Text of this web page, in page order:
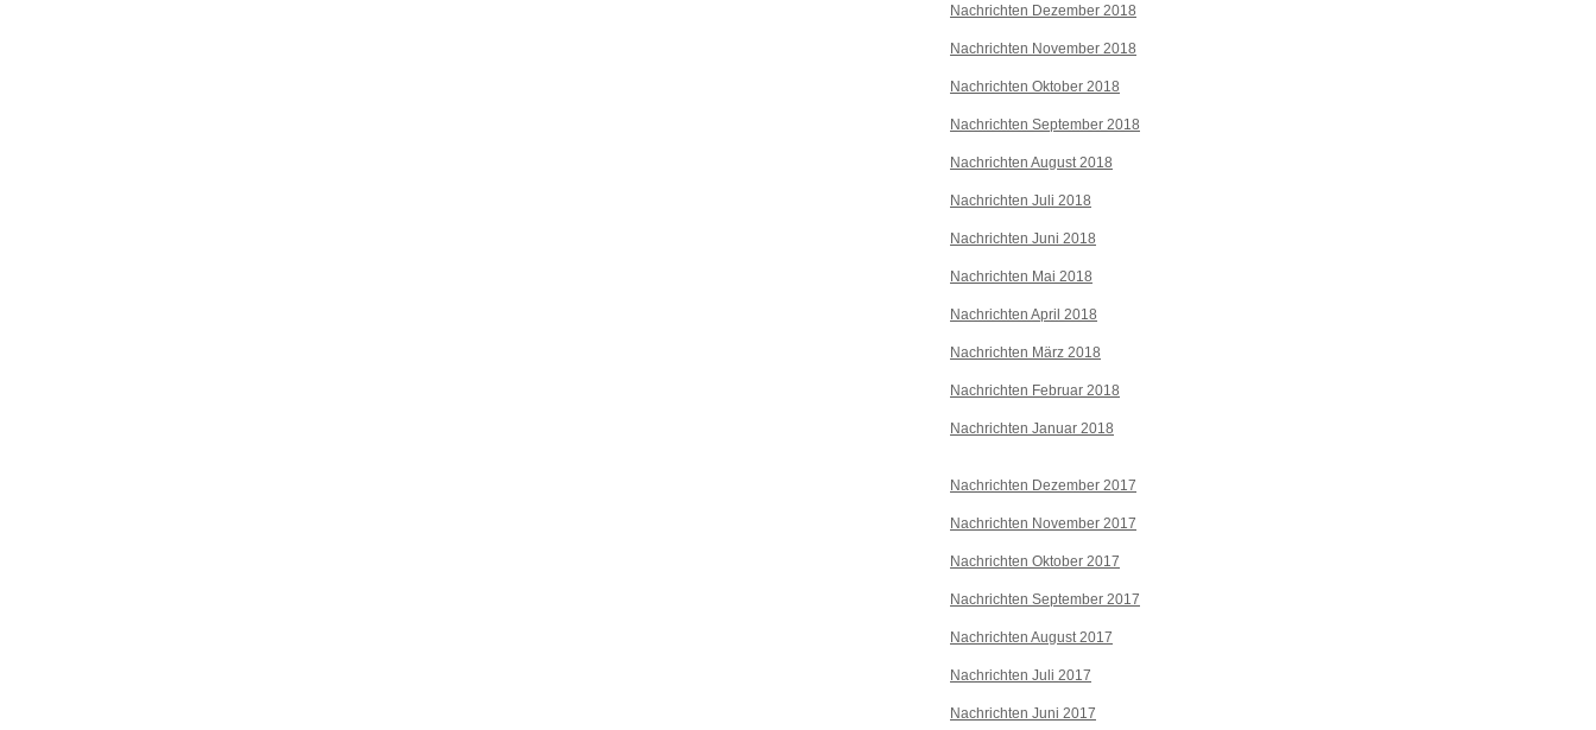
Nachrichten Dezember 2018
Nachrichten November 2018
Nachrichten Oktober 2018
Nachrichten September 2018
Nachrichten August 2018
Nachrichten Juli 2018
Nachrichten Juni 2018
Nachrichten Mai 2018
Nachrichten April 2018
Nachrichten März 2018
Nachrichten Februar 2018
Nachrichten Januar 2018
Nachrichten Dezember 2017
Nachrichten November 2017
Nachrichten Oktober 2017
Nachrichten September 2017
Nachrichten August 2017
Nachrichten Juli 2017
Nachrichten Juni 2017